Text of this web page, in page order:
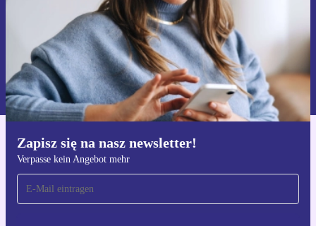
Zapisz się na nasz newsletter!
Verpasse kein Angebot mehr
Zarejestruj się
Informacje na temat używania danych osobowych znajdują się w
naszej
Polityce prywatności
Pobierz aplikację refurbed
Dla iOS i Android